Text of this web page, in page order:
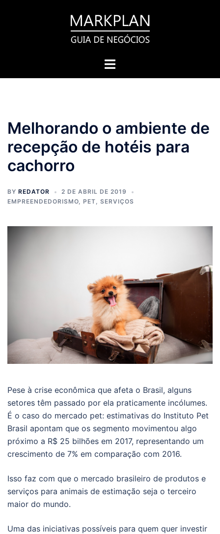
Toggle
Melhorando o ambiente de
recepção de hotéis para
cachorro
BY REDATOR
2 DE ABRIL DE 2019
EMPREENDEDORISMO, PET, SERVIÇOS
Pese à crise econômica que afeta o Brasil, alguns
setores têm passado por ela praticamente incólumes.
É o caso do mercado pet: estimativas do Instituto Pet
Brasil apontam que os segmento movimentou algo
próximo a R$ 25 bilhões em 2017, representando um
crescimento de 7% em comparação com 2016.
Isso faz com que o mercado brasileiro de produtos e
serviços para animais de estimação seja o terceiro
maior do mundo.
Uma das iniciativas possíveis para quem quer investir